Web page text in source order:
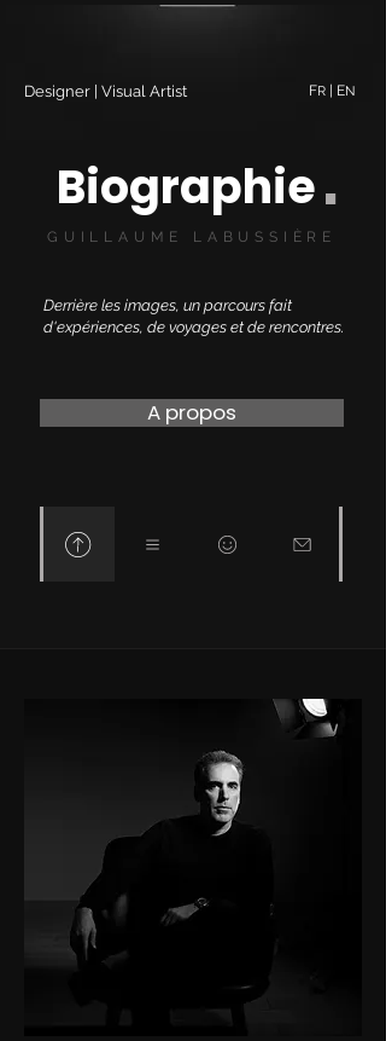
Designer | Visual Artist FR | EN
.
Biographie
GUILLAUME LABUSSIÈRE
Derrière les images, un parcours fait
d'expériences, de voyages et de rencontres.
A propos